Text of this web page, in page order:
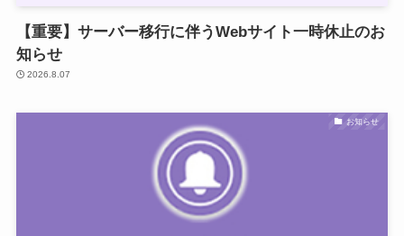
【重要】サーバー移行に伴うWebサイト一時休止のお
知らせ
2026.8.07
お知らせ